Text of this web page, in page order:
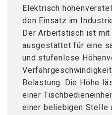
Elektrisch
den Einsatz im
Der Arbeitstisch ist
ausgestattet für eine
und stufenlose
Belastung. Die Höhe
einer
einer beliebigen Stelle